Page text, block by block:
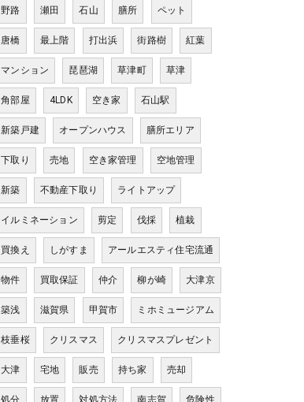
野路 瀬田 石山 膳所 ペット
唐橋 最上階 打出浜 街路樹 紅葉
マンション 琵琶湖 草津町 草津
角部屋 4LDK 空き家 石山駅
新築戸建 オープンハウス 膳所エリア
下取り 売地 空き家管理 空地管理
新築 不動産下取り ライトアップ
イルミネーション 剪定 伐採 植栽
買換え しがすま アールエスティ住宅流通
物件 買取保証 仲介 柳が崎 大津京
築浅 滋賀県 甲賀市 ミホミュージアム
枝垂桜 クリスマス クリスマスプレゼント
大津 宅地 販売 持ち家 売却
処分 放置 対処方法 南志賀 危険性